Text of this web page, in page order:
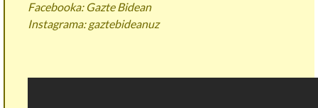
Facebooka: Gazte Bidean
Instagrama: gaztebideanuz